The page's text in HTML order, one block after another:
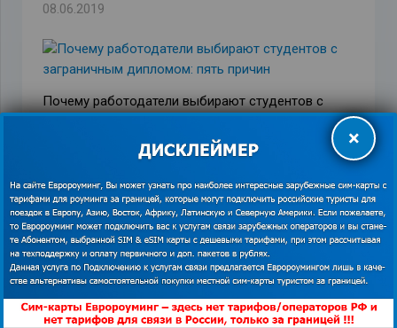
08.06.2019
Почему работодатели выбирают студентов с
×